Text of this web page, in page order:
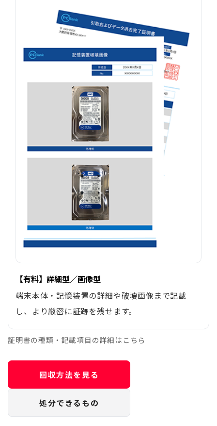
【有料】詳細型／画像型
端末本体・記憶装置の詳細や破壊画像まで記載
し、より厳密に証跡を残せます。
証明書の種類・記載項目の詳細はこちら
回収方法を見る
処分できるもの